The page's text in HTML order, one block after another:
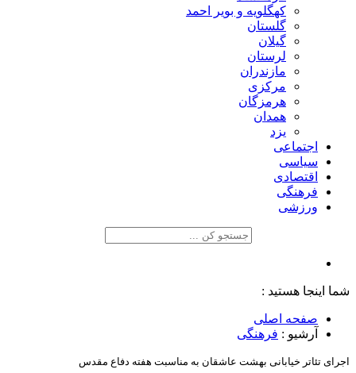
کهگلویه و بویر احمد
گلستان
گیلان
لرستان
مازندران
مرکزی
هرمزگان
همدان
یزد
اجتماعی
سیاسی
اقتصادی
فرهنگی
ورزشی
شما اینجا هستید :
صفحه اصلی
آرشیو : فرهنگی
اجرای تئاتر خیابانی بهشت عاشقان به مناسبت هفته دفاع مقدس